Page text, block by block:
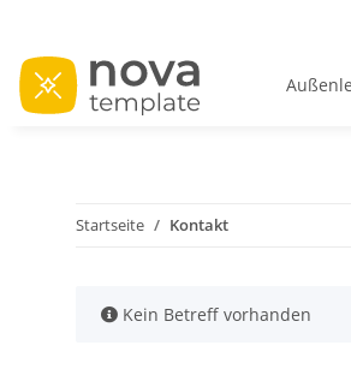
Startseite Kontakt
x Kein Betreff vorhanden